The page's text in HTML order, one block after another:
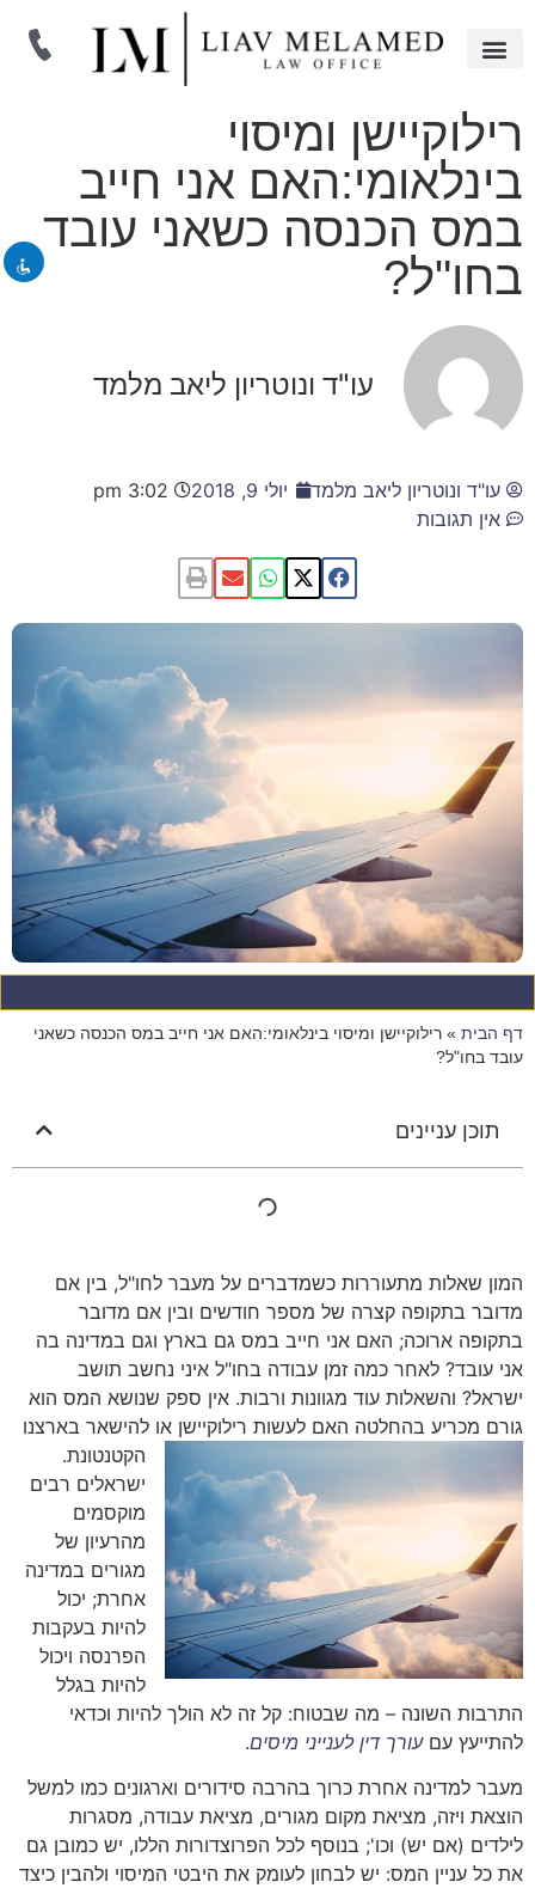
רילוקיישן ומיסוי
בינלאומי:האם אני חייב
במס הכנסה כשאני עובד
בחו"ל?
עו"ד ונוטריון ליאב מלמד
עו"ד ונוטריון ליאב מלמד יולי 9, 2018
3:02 pm
אין תגובות
דף הבית » רילוקיישן ומיסוי בינלאומי:האם אני חייב במס הכנסה כשאני
עובד בחו"ל?
תוכן עניינים
המון שאלות מתעוררות כשמדברים על מעבר לחו"ל, בין אם
מדובר בתקופה קצרה של מספר חודשים ובין אם מדובר
בתקופה ארוכה; האם אני חייב במס גם בארץ וגם במדינה בה
אני עובד? לאחר כמה זמן עבודה בחו"ל איני נחשב תושב
ישראל? והשאלות עוד מגוונות ורבות. אין ספק שנושא המס הוא
גורם מכריע בהחלטה האם לעשות רילוקיישן או להישאר בארצנו
הקטנטונת.
ישראלים רבים
מוקסמים
מהרעיון של
מגורים במדינה
אחרת; יכול
להיות בעקבות
הפרנסה ויכול
להיות בגלל
התרבות השונה – מה שבטוח: קל זה לא הולך להיות וכדאי
להתייעץ עםעורך דין לענייני מיסים.
מעבר למדינה אחרת כרוך בהרבה סידורים וארגונים כמו למשל
הוצאת ויזה, מציאת מקום מגורים, מציאת עבודה, מסגרות
לילדים (אם יש) וכו'; בנוסף לכל הפרוצדורות הללו, יש כמובן גם
את כל עניין המס: יש לבחון לעומק את היבטי המיסוי ולהבין כיצד
visibility_off השבת את ההבזקים
title סמן כותרות
zoom_out זום (הקטנה)
זום (הגדלה)
הקטנת גופן
add_circle_outline הגדלת גופן
spellcheck גופן קריא
brightness_high ניגודיות בהירה
הוסף קו תחתון לקישורים
לאפס
את
cached